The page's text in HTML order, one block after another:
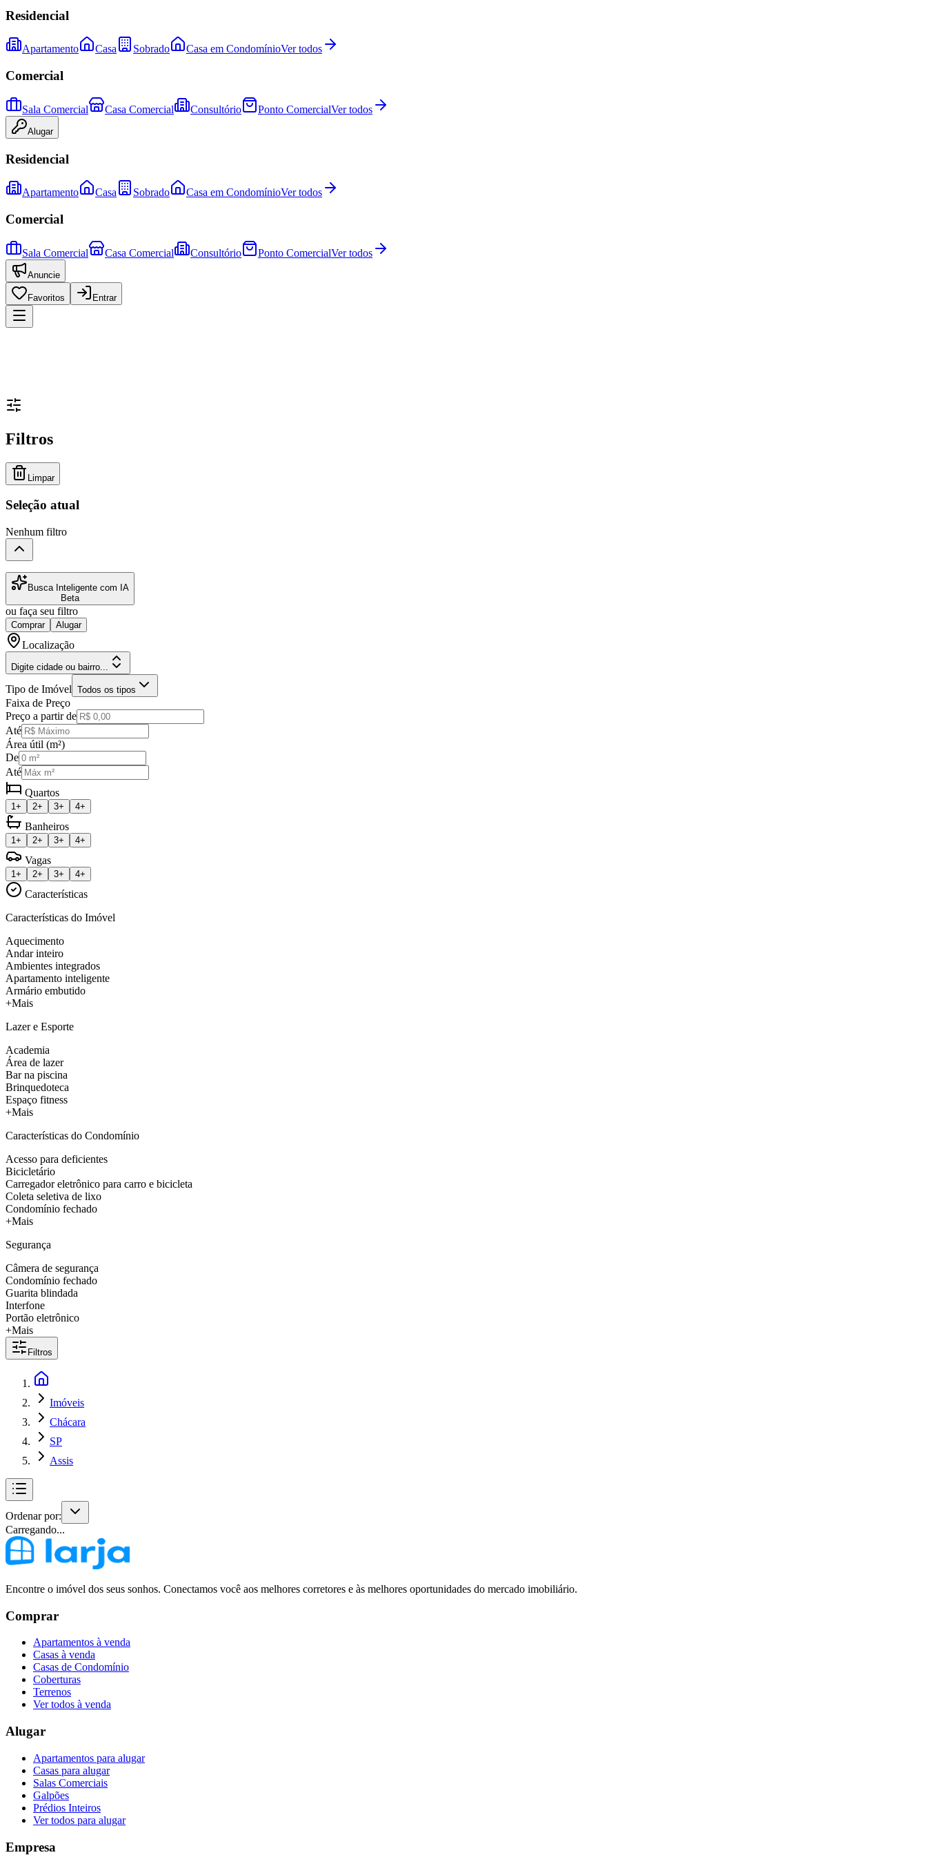
Residencial
Apartamento Casa Sobrado Casa em CondomínioVer todos
Comercial
Sala Comercial Casa Comercial Consultório Ponto ComercialVer todos
Alugar
Residencial
Apartamento Casa Sobrado Casa em CondomínioVer todos
Comercial
Sala Comercial Casa Comercial Consultório Ponto ComercialVer todos
Anuncie
Favoritos Entrar
Filtros
Limpar
Seleção atual
Nenhum filtro
Busca Inteligente com IA
Beta
ou faça seu filtro
Comprar Alugar
Localização
Digite cidade ou bairro...
Tipo de Imóvel Todos os tipos
Faixa de Preço
Preço a partir de
Até
Área útil (m²)
De
Até
Quartos
1+ 2+ 3+ 4+
Banheiros
1+ 2+ 3+ 4+
Vagas
1+ 2+ 3+ 4+
Características
Características do Imóvel
Aquecimento
Andar inteiro
Ambientes integrados
Apartamento inteligente
Armário embutido
+Mais
Lazer e Esporte
Academia
Área de lazer
Bar na piscina
Brinquedoteca
Espaço fitness
+Mais
Características do Condomínio
Acesso para deficientes
Bicicletário
Carregador eletrônico para carro e bicicleta
Coleta seletiva de lixo
Condomínio fechado
+Mais
Segurança
Câmera de segurança
Condomínio fechado
Guarita blindada
Interfone
Portão eletrônico
+Mais
Filtros
Imóveis
Chácara
SP
Assis
Ordenar por:
Carregando...
Encontre o imóvel dos seus sonhos. Conectamos você aos melhores corretores e às melhores oportunidades do mercado imobiliário.
Comprar
Apartamentos à venda
Casas à venda
Casas de Condomínio
Coberturas
Terrenos
Ver todos à venda
Alugar
Apartamentos para alugar
Casas para alugar
Salas Comerciais
Galpões
Prédios Inteiros
Ver todos para alugar
Empresa